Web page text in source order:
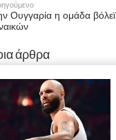
Ουγγαρία η ομάδα βόλεϊ
άρθρα